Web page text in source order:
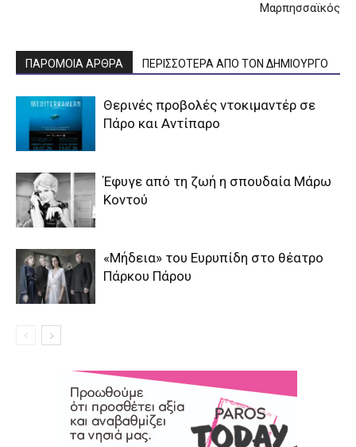
Μαρπησσαϊκός
ΠΑΡΟΜΟΙΑ ΑΡΘΡΑ ΠΕΡΙΣΣΟΤΕΡΑ ΑΠΟ ΤΟΝ ΔΗΜΙΟΥΡΓΟ
Θερινές προβολές ντοκιμαντέρ σε
Πάρο και Αντίπαρο
Έφυγε από τη ζωή η σπουδαία Μάρω
Κοντού
«Μήδεια» του Ευρυπίδη στο θέατρο
Πάρκου Πάρου